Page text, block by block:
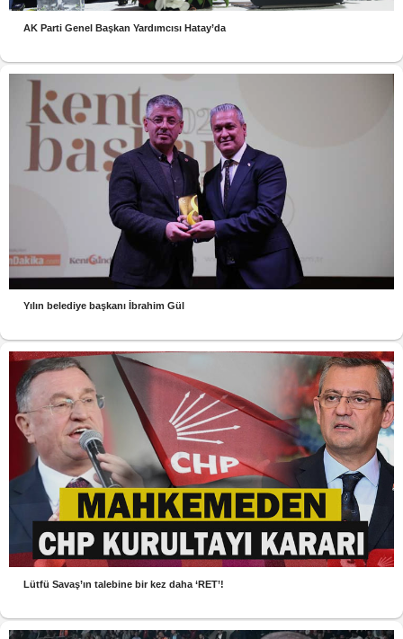
AK Parti Genel Başkan Yardımcısı Hatay’da
Yılın belediye başkanı İbrahim Gül
Lütfü Savaş’ın talebine bir kez daha ‘RET’!